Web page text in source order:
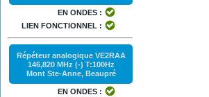
EN ONDES :
LIEN FONCTIONNEL :
Répéteur analogique VE2RAA
146,820 MHz (-) T:100Hz
Mont Ste-Anne, Beaupré
EN ONDES :